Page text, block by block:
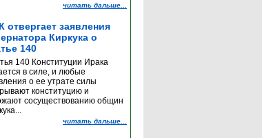
читать дальше...
отвергает заявления
Киркука о
140
140 Конституции Ирака
в силе, и любые
о ее утрате силы
конституцию и
сосуществованию общин
читать дальше...